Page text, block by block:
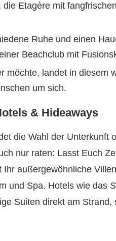
Etagère mit
Ruhe und einen
Beachclub mit
möchte, landet in diesem
um sich.
& Hideaways
die Wahl der Unterkunft
nur raten: Lasst Euch
außergewöhnliche
und Spa. Hotels wie das
Suiten direkt am Strand,